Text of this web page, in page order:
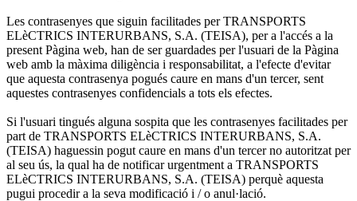
Les contrasenyes que siguin facilitades per TRANSPORTS
ELèCTRICS INTERURBANS, S.A. (TEISA), per a l'accés a la
present Pàgina web, han de ser guardades per l'usuari de la Pàgina
web amb la màxima diligència i responsabilitat, a l'efecte d'evitar
que aquesta contrasenya pogués caure en mans d'un tercer, sent
aquestes contrasenyes confidencials a tots els efectes.
Si l'usuari tingués alguna sospita que les contrasenyes facilitades per
part de TRANSPORTS ELèCTRICS INTERURBANS, S.A.
(TEISA) haguessin pogut caure en mans d'un tercer no autoritzat per
al seu ús, la qual ha de notificar urgentment a TRANSPORTS
ELèCTRICS INTERURBANS, S.A. (TEISA) perquè aquesta
pugui procedir a la seva modificació i / o anul·lació.